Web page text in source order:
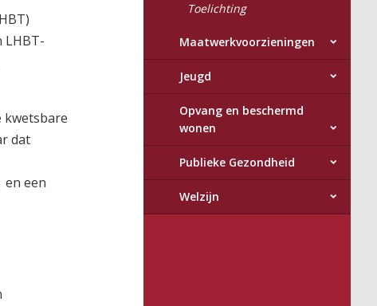
Toelichting
Maatwerkvoorzieningen
Jeugd
Opvang en beschermd
wonen
Publieke Gezondheid
Welzijn
LHBT-
kwetsbare
dat
een